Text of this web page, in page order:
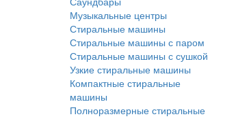
Музыкальные центры
Стиральные машины
Стиральные машины с паром
Стиральные машины с сушкой
Узкие стиральные машины
Компактные стиральные
машины
Полноразмерные стиральные